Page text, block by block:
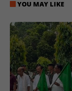
YOU MAY LIKE